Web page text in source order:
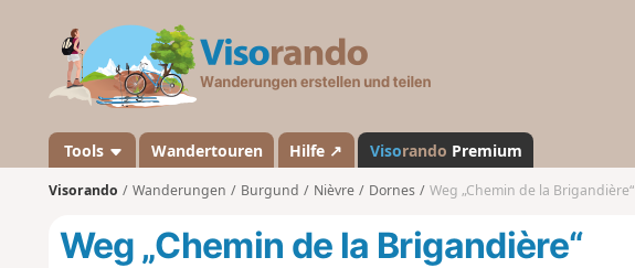
a
n
d
Tools Wandertouren Hilfe ↗ Visorando Premium
Visorando Wanderungen Burgund Nièvre Dornes Weg „Chemin de la Brigandière“
Weg „Chemin de la Brigandière“